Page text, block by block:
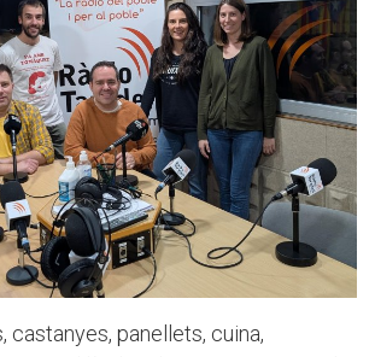
castanyes, panellets, cuina,